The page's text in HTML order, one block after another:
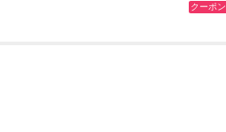
クーポン